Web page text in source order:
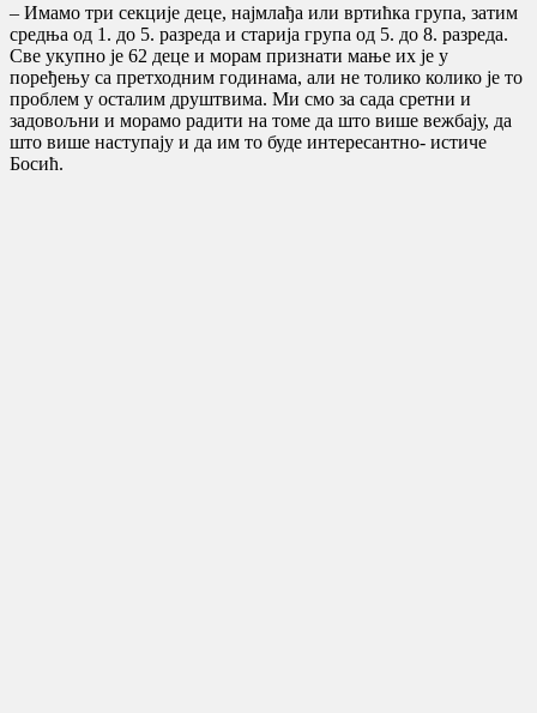
– Имамо три секције деце, најмлађа или вртићка група, затим
средња од 1. до 5. разреда и старија група од 5. до 8. разреда.
Све укупно је 62 деце и морам признати мање их је у
поређењу са претходним годинама, али не толико колико је то
проблем у осталим друштвима. Ми смо за сада сретни и
задовољни и морамо радити на томе да што више вежбају, да
што више наступају и да им то буде интересантно- истиче
Босић.